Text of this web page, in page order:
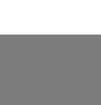
ובחו"ל.